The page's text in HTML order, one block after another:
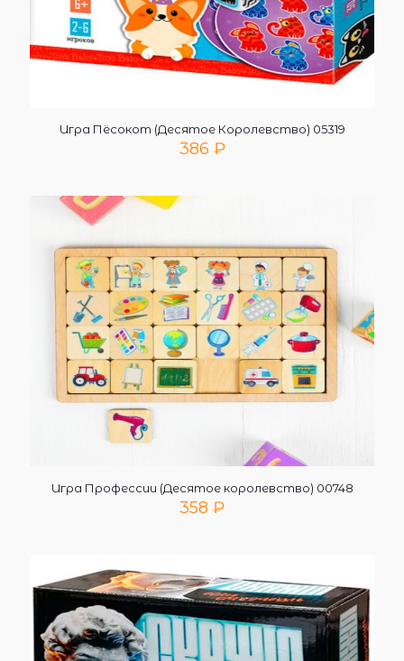
Игра Пёсокот (Десятое Королевство) 05319
386 ₽
Игра Профессии (Десятое королевство) 00748
358 ₽